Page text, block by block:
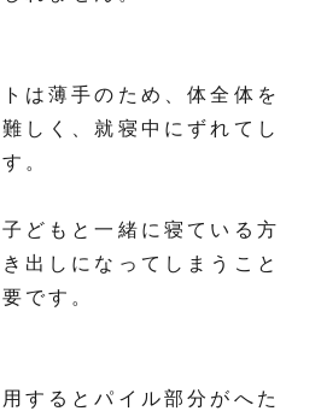
は薄手のため、体全体を
しく、就寝中にずれてし
。
どもと一緒に寝ている方
出しになってしまうこと
です。
するとパイル部分がへた